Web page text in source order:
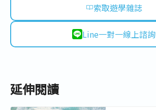
索取遊學雜誌
Line一對一線上諮詢
延伸閱讀